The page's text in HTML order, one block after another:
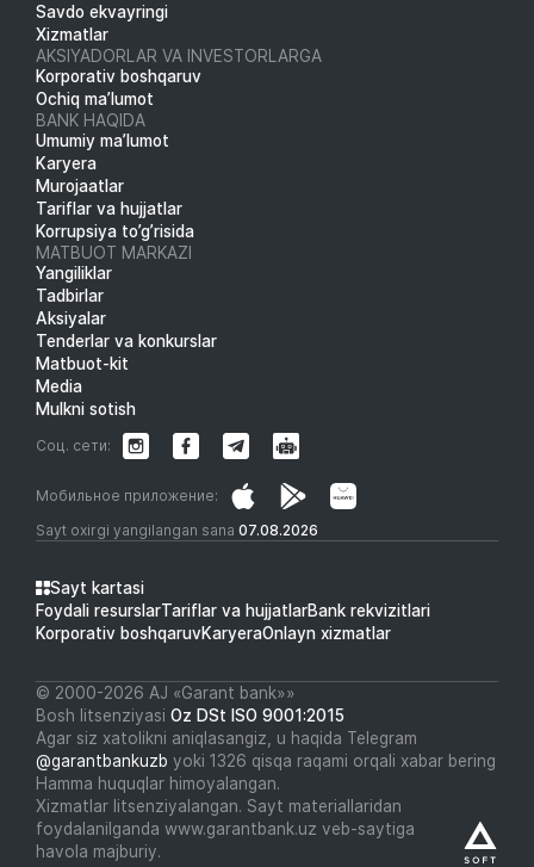
Savdo ekvayringi
Xizmatlar
AKSIYADORLAR VA INVESTORLARGA
Korporativ boshqaruv
Ochiq ma’lumot
BANK HAQIDA
Umumiy ma’lumot
Karyera
Murojaatlar
Tariflar va hujjatlar
Korrupsiya to’g’risida
MATBUOT MARKAZI
Yangiliklar
Tadbirlar
Aksiyalar
Tenderlar va konkurslar
Matbuot-kit
Media
Mulkni sotish
Sayt oxirgi yangilangan sana 07.08.2026
Мобильное приложение:
Соц. сети:
Sayt kartasi
Foydali resurslarTariflar va hujjatlarBank rekvizitlari
Korporativ boshqaruvKaryeraOnlayn xizmatlar
© 2000-2026 АJ «Garant bank»»
Bosh litsenziyasi Oz DSt ISO 9001:2015
Agar siz xatolikni aniqlasangiz, u haqida Telegram
@garantbankuzb yoki 1326 qisqa raqami orqali xabar bering
Hamma huquqlar himoyalangan.
Xizmatlar litsenziyalangan. Sayt materiallaridan
foydalanilganda www.garantbank.uz veb-saytiga
havola majburiy.